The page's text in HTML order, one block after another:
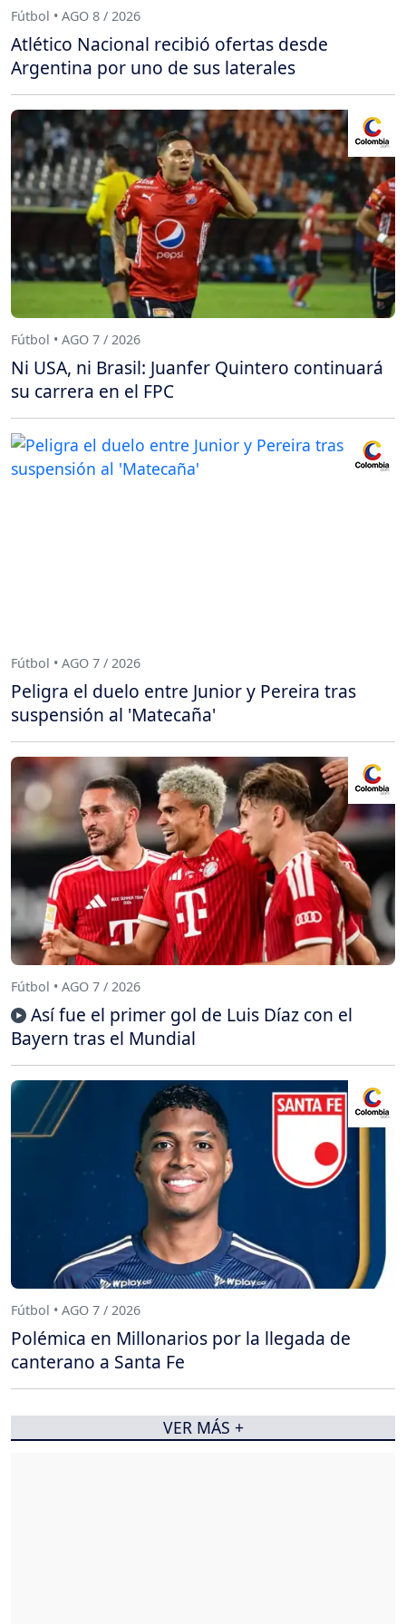
Fútbol • AGO 8 / 2026
Atlético Nacional recibió ofertas desde
Argentina por uno de sus laterales
Fútbol • AGO 7 / 2026
Ni USA, ni Brasil: Juanfer Quintero continuará
su carrera en el FPC
Fútbol • AGO 7 / 2026
Peligra el duelo entre Junior y Pereira tras
suspensión al 'Matecaña'
Fútbol • AGO 7 / 2026
Así fue el primer gol de Luis Díaz con el
Bayern tras el Mundial
Fútbol • AGO 7 / 2026
Polémica en Millonarios por la llegada de
canterano a Santa Fe
VER MÁS +